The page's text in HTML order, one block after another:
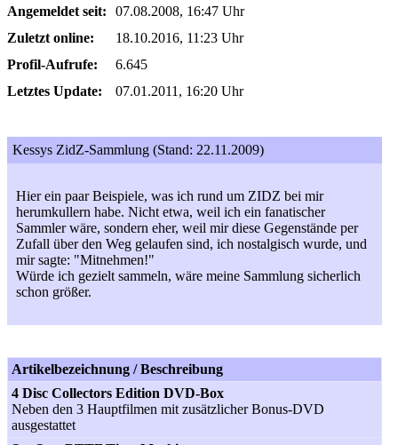
Angemeldet seit:
07.08.2008, 16:47 Uhr
Zuletzt online:
18.10.2016, 11:23 Uhr
Profil-Aufrufe:
6.645
Letztes Update:
07.01.2011, 16:20 Uhr
Kessys ZidZ-Sammlung (Stand: 22.11.2009)
Hier ein paar Beispiele, was ich rund um ZIDZ bei mir
herumkullern habe. Nicht etwa, weil ich ein fanatischer
Sammler wäre, sondern eher, weil mir diese Gegenstände per
Zufall über den Weg gelaufen sind, ich nostalgisch wurde, und
mir sagte: "Mitnehmen!"
Würde ich gezielt sammeln, wäre meine Sammlung sicherlich
schon größer.
Artikelbezeichnung / Beschreibung
4 Disc Collectors Edition DVD-Box
Neben den 3 Hauptfilmen mit zusätzlicher Bonus-DVD
ausgestattet